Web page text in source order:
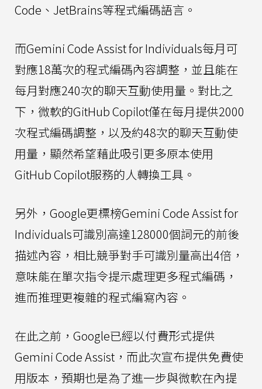
Code、JetBrains等程式編碼語言。
而Gemini Code Assist for Individuals每月可
對應18萬次的程式編碼內容調整，並且能在
每月對應240次的聊天互動使用量。對比之
下，微軟的GitHub Copilot僅在每月提供2000
次程式編碼調整，以及約48次的聊天互動使
用量，顯然希望藉此吸引更多原本使用
GitHub Copilot服務的人轉換工具。
另外，Google更標榜Gemini Code Assist for
Individuals可識別高達128000個詞元的前後
描述內容，相比競爭對手可識別量高出4倍，
意味能在單次指令提示處理更多程式編碼，
進而推理更複雜的程式編寫內容。
在此之前，Google已經以付費形式提供
Gemini Code Assist，而此次宣布提供免費使
用版本，預期也是為了進一步與微軟在內提